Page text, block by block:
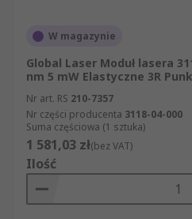
W magazynie
Global Laser Moduł lasera
nm 5 mW Elastyczne 3R
Nr art. RS 210-7357
Nr części producenta 3118-04-000
Suma częściowa (1 sztuka)
1 581,03 zł(bez VAT)
Ilość